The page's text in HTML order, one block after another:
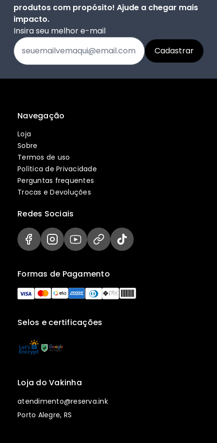
produtos com propósito! Ajude a chegar mais
impacto.
Insira seu melhor e-mail
Navegação
Loja
Sobre
Termos de uso
Política de Privacidade
Perguntas frequentes
Trocas e Devoluções
Selos e certificações
Formas de Pagamento
Redes Sociais
Loja do Vakinha
atendimento@reserva.ink
Porto Alegre, RS